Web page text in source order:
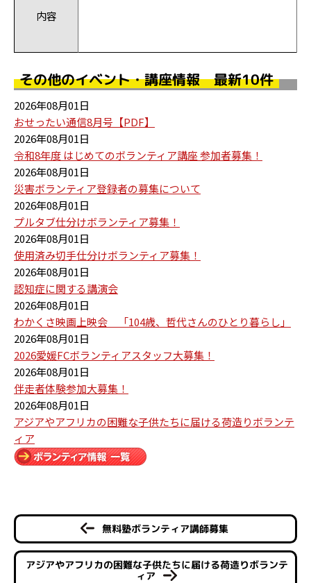
内容
その他のイベント・講座情報 最新10件
2026年08月01日
おせったい通信8月号【PDF】
2026年08月01日
令和8年度 はじめてのボランティア講座 参加者募集！
2026年08月01日
災害ボランティア登録者の募集について
2026年08月01日
プルタブ仕分けボランティア募集！
2026年08月01日
使用済み切手仕分けボランティア募集！
2026年08月01日
認知症に関する講演会
2026年08月01日
わかくさ映画上映会 「104歳、哲代さんのひとり暮らし」
2026年08月01日
2026愛媛FCボランティアスタッフ大募集！
2026年08月01日
伴走者体験参加大募集！
2026年08月01日
アジアやアフリカの困難な子供たちに届ける荷造りボランテ
ィア
無料塾ボランティア講師募集
アジアやアフリカの困難な子供たちに届ける荷造りボランテ
ィア